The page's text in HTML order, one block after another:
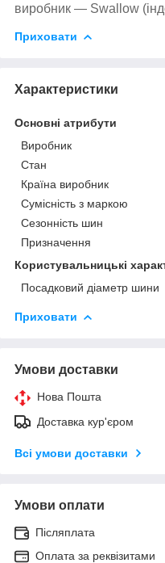
виробник — Swallow
Приховати
Характеристики
Основні атрибути
Виробник
Стан
Країна виробник
Сумісність з маркою
Сезонність шин
Призначення
Користувальницькі
Посадковий діаметр шини
Приховати
Умови доставки
Нова Пошта
Доставка кур'єром
Всі умови доставки
Умови оплати
Післяплата
Оплата за реквізитами